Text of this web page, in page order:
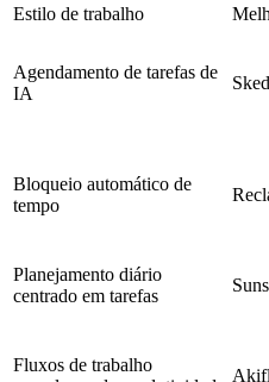
Estilo de trabalho
Agendamento de tarefas de
IA
Bloqueio automático de
tempo
Planejamento diário
centrado em tarefas
Fluxos de trabalho